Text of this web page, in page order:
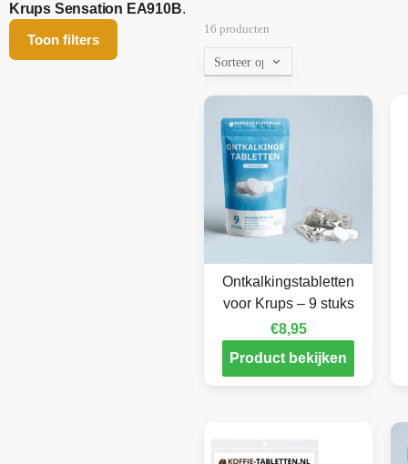
Krups Sensation EA910B.
Toon filters
16 producten
Ontkalkingstabletten
voor Krups – 9 stuks
€8,95
Product bekijken